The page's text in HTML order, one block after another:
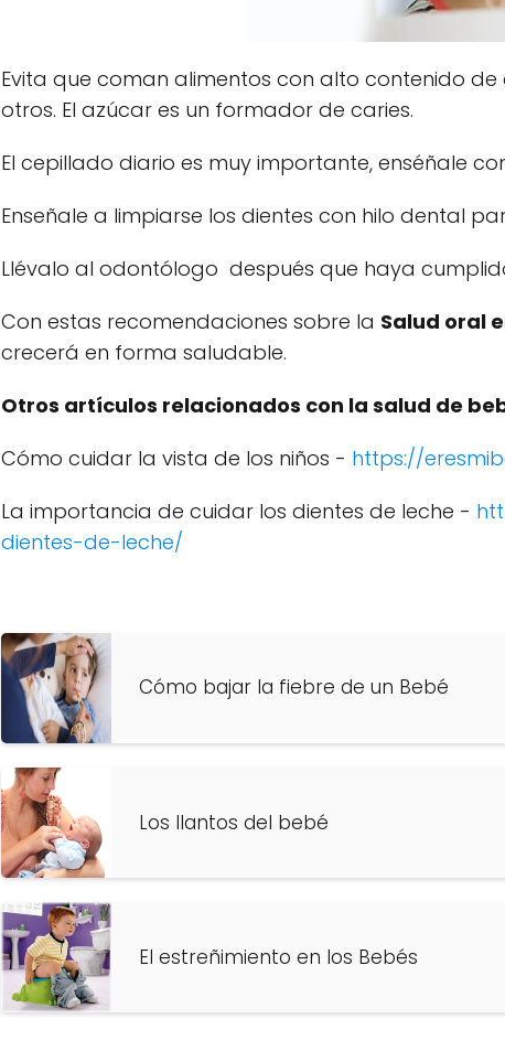
Evita que coman alimentos con alto contenido
otros. El azúcar es un formador de caries.
El cepillado diario es muy importante, enséñale
Enseñale a limpiarse los dientes con hilo dental
Llévalo al odontólogo después que haya
Con estas recomendaciones sobre la Salud oral
crecerá en forma saludable.
Otros artículos relacionados con la salud de
Cómo cuidar la vista de los niños - https://
La importancia de cuidar los dientes de leche -
dientes-de-leche/
Cómo bajar la fiebre de un Bebé
Los llantos del bebé
El estreñimiento en los Bebés